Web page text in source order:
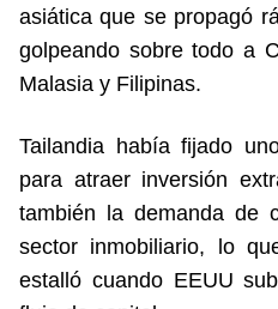
asiática que se propagó
golpeando sobre todo a
Malasia y Filipinas.
Tailandia había fijado
para atraer inversión
también la demanda de
sector inmobiliario, lo
estalló cuando EEUU